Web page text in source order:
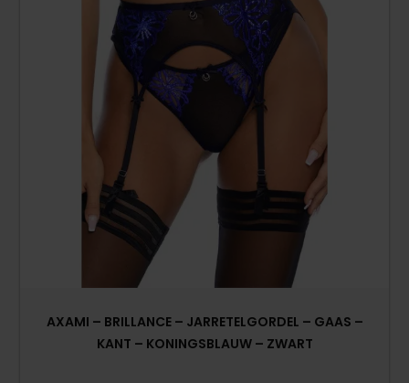
AXAMI – BRILLANCE – JARRETELGORDEL – GAAS –
KANT – KONINGSBLAUW – ZWART